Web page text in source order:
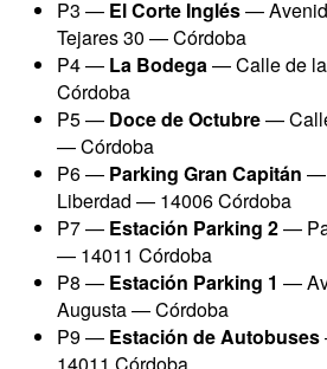
P3 — El Corte Inglés—
Tejares 30 — Córdoba
P4 — La Bodega— Calle de
Córdoba
P5 — Doce de Octubre—
— Córdoba
P6 — Parking Gran Capitán —
Liberdad — 14006 Córdoba
P7 — Estación Parking 2—
— 14011 Córdoba
P8 — Estación Parking 1 —
Augusta — Córdoba
P9 — Estación de Autobuses